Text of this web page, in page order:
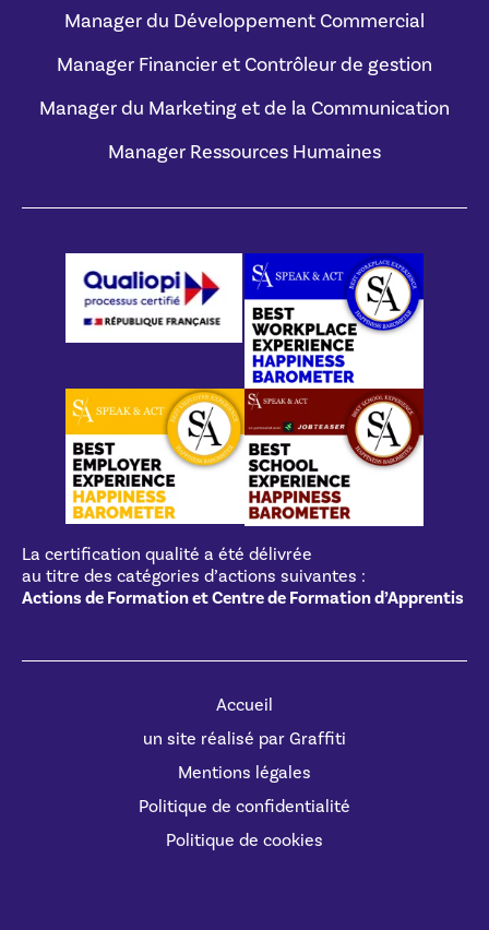
Manager du Développement Commercial
Manager Financier et Contrôleur de gestion
Manager du Marketing et de la Communication
Manager Ressources Humaines
La certification qualité a été délivrée
au titre des catégories d’actions suivantes :
Actions de Formation et Centre de Formation d’Apprentis
Accueil
un site réalisé par Graffiti
Mentions légales
Politique de confidentialité
Politique de cookies